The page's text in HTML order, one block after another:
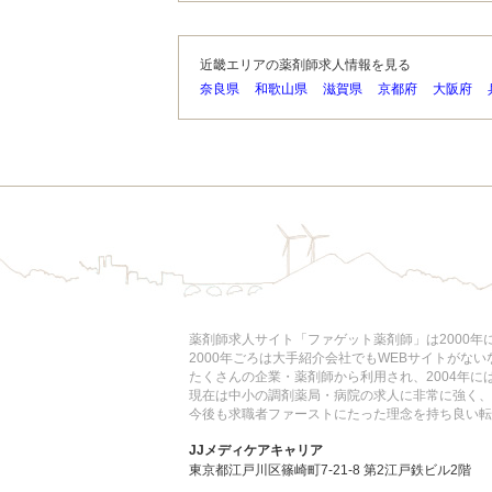
近畿エリアの薬剤師求人情報を見る
奈良県
和歌山県 滋賀県 京都府 大阪府
薬剤師求人サイト「ファゲット薬剤師」は2000年
2000年ごろは大手紹介会社でもWEBサイトがな
たくさんの企業・薬剤師から利用され、2004年
現在は中小の調剤薬局・病院の求人に非常に強く
今後も求職者ファーストにたった理念を持ち良い
JJメディケアキャリア
東京都江戸川区篠崎町7-21-8 第2江戸鉄ビル2階